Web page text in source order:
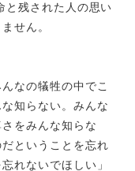
残された人の思い
せん。
なの犠牲の中でこ
知らない。みんな
をみんな知らな
ということを忘れ
れないでほしい」